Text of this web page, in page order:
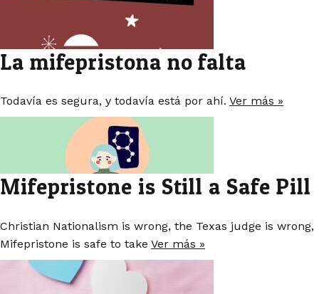
La mifepristona no falta
Todavía es segura, y todavía está por ahí. Ver más »
Mifepristone is Still a Safe Pill
Christian Nationalism is wrong, the Texas judge is wrong,
Mifepristone is safe to take Ver más »